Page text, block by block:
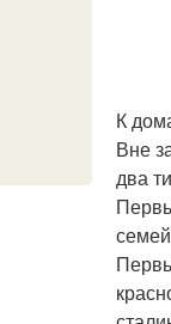
К
Вне
два